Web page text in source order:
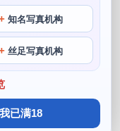
知名写真机构
丝足写真机构
我已满18
在每一次的cosplay
常穿着粉色的cospla
菌烨tako是一位拥有
家介绍一位萌妹cose